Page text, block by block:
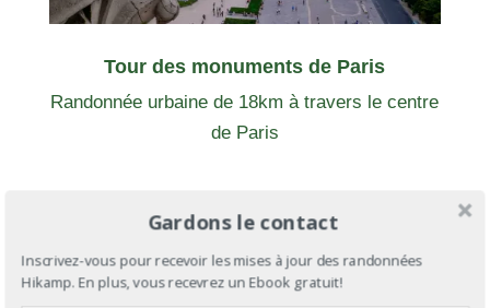
Tour des monuments de Paris
Randonnée urbaine de 18km à travers le centre
de Paris
Toutes les randonnées
Tous les chemins de légende
Saint-Jacques de Compostelle
Gardons le contact
Inscrivez-vous pour recevoir les mises à jour des randonnées
Hikamp. En plus, vous recevrez un Ebook gratuit!